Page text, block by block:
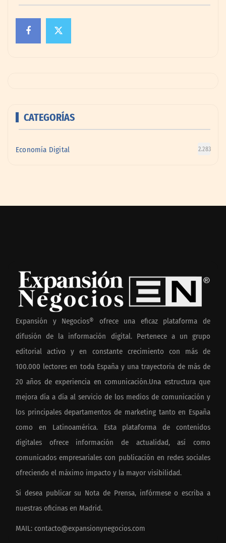
CATEGORÍAS
Economía Digital 2.283
Expansión y Negocios® ofrece una eficaz plataforma de
difusión de la información digital. Pertenece a un grupo
editorial activo y en constante crecimiento con más de
100.000 lectores en toda España y una trayectoria de más de
20 años de experiencia en comunicación.Una estructura que
mejora día a día al servicio de los medios de comunicación y
los principales departamentos de marketing tanto en España
como en Latinoamérica. Esta plataforma de contenidos
digitales ofrece información de actualidad, así como
comunicados empresariales con publicación en redes sociales
ofreciendo el máximo impacto y la mayor visibilidad.
Si desea publicar su Nota de Prensa, infórmese o escriba a
nuestras oficinas en Madrid.
MAIL: contacto@expansionynegocios.com